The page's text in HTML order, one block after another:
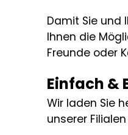
Damit Sie und
Ihnen die
Freunde oder
Einfach &
Wir laden Sie
unserer